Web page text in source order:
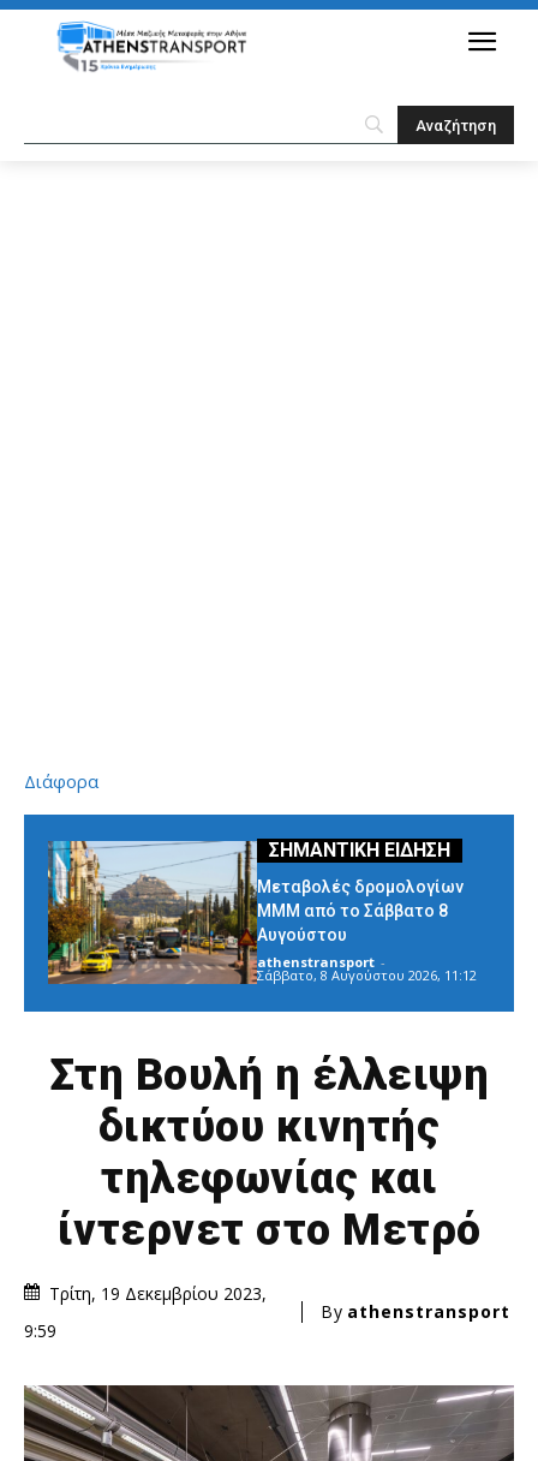
Διάφορα
Μεταβολές δρομολογίων
ΜΜΜ από το Σάββατο 8
Αυγούστου
athenstransport -
Σάββατο, 8 Αυγούστου 2026, 11:12
Στη Βουλή η έλλειψη
δικτύου κινητής
τηλεφωνίας και
ίντερνετ στο Μετρό
Τρίτη, 19 Δεκεμβρίου 2023,
9:59
By athenstransport